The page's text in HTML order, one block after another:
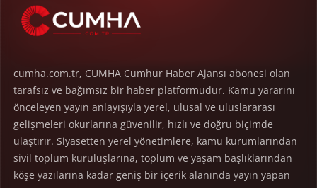
cumha.com.tr, CUMHA Cumhur Haber Ajansı abonesi olan
tarafsız ve bağımsız bir haber platformudur. Kamu yararını
önceleyen yayın anlayışıyla yerel, ulusal ve uluslararası
gelişmeleri okurlarına güvenilir, hızlı ve doğru biçimde
ulaştırır. Siyasetten yerel yönetimlere, kamu kurumlarından
sivil toplum kuruluşlarına, toplum ve yaşam başlıklarından
köşe yazılarına kadar geniş bir içerik alanında yayın yapan